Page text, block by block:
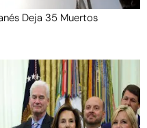
Deja 35 Muertos